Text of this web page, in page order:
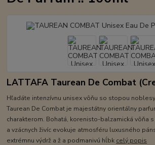
LATTAFA Taurean De Combat
Hľadáte intenzívnu unisex vôňu so stopou
Taurean De Combat je majestátny orientálny
charakterom. Bohatá, korenisto-balzamická vôňa
a vzácnych živíc evokuje atmosféru luxusného
extrémnu výdrž a ž a podmanivú hĺbk celý popis